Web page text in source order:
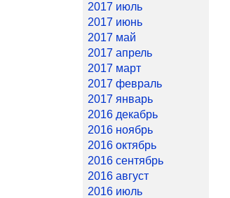
2017 июль
2017 июнь
2017 май
2017 апрель
2017 март
2017 февраль
2017 январь
2016 декабрь
2016 ноябрь
2016 октябрь
2016 сентябрь
2016 август
2016 июль